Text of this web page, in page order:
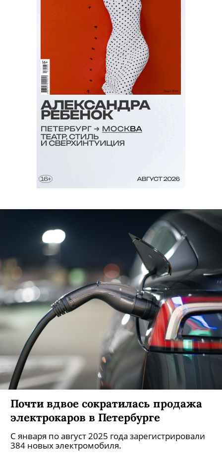
Почти вдвое сократилась продажа
электрокаров в Петербурге
С января по август 2025 года зарегистрировали
384 новых электромобиля.